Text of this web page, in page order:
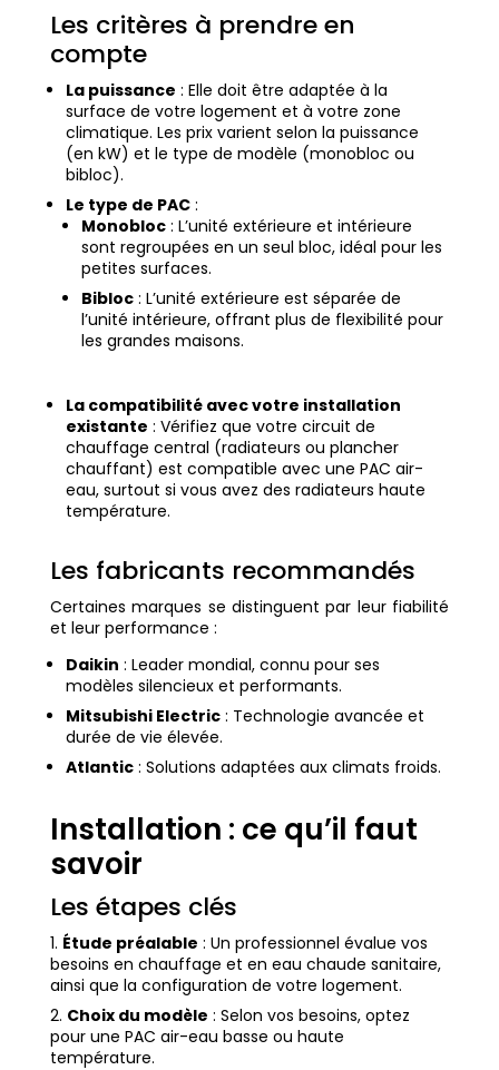
Les critères à prendre en
compte
La puissance : Elle doit être adaptée à la
surface de votre logement et à votre zone
climatique. Les prix varient selon la puissance
(en kW) et le type de modèle (monobloc ou
bibloc).
Le type de PAC:
Monobloc: L’unité extérieure et intérieure
sont regroupées en un seul bloc, idéal pour les
petites surfaces.
Bibloc: L’unité extérieure est séparée de
l’unité intérieure, offrant plus de flexibilité pour
les grandes maisons.
La compatibilité avec votre installation
existante : Vérifiez que votre circuit de
chauffage central (radiateurs ou plancher
chauffant) est compatible avec une PAC air-
eau, surtout si vous avez des radiateurs haute
température.
Les fabricants recommandés
Certaines marques se distinguent par leur fiabilité
et leur performance :
Daikin : Leader mondial, connu pour ses
modèles silencieux et performants.
Mitsubishi Electric: Technologie avancée et
durée de vie élevée.
Atlantic: Solutions adaptées aux climats froids.
Installation : ce qu’il faut
savoir
Les étapes clés
Étude préalable : Un professionnel évalue vos
besoins en chauffage et en eau chaude sanitaire,
ainsi que la configuration de votre logement.
Choix du modèle : Selon vos besoins, optez
pour une PAC air-eau basse ou haute
température.